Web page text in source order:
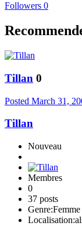
Followers 0
Tillan 0
Posted March 31,
Tillan
Nouveau
Membres
0
37 posts
Genre:Femme
Localisation: